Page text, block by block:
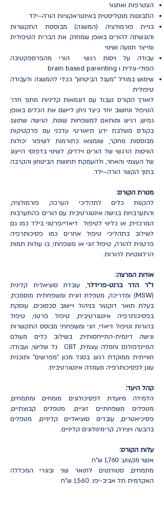
הצטרפות ואתגור
התבוננות מנטליסטית באינטראקציות הורה–ילד
בניית פורמולציה (המשגה) מבוססת התקשרות
והנגשתה להורים באופן שמחזק את הברית הטיפולית
ומייצר תנועה ושינוי
עבודה על ויסות רגשי הורי מהפרספקטיבה
הפולי-וגלית ו brain based parenting
שימוש במודל “מעגל הביטחון” ככלי להמשגה ולעבודה
טיפולית
לאורך הקורס נעבוד עם דוגמאות קליניות מתוך חדר
הטיפול ונחשוב יחד כיצד ניתן ליישם את הכלים באופן
גמיש, רגיש ומותאם למשפחות שונות. הגישה שתוצג
בקורס משלבת ידע תיאורטי עדכני עם פרקטיקות
מבוססות מחקר, שנמצאו כתורמות לשיפור יכולות
הוויסות הרגשי של הורים וילדים, לשינוי בדפוסי הייצוג
של העצמי והאחר, ולהעמקת תחושת הביטחון והקרבה
בתוך הקשר הורה–ילד.
מטרת הקורס:
להקנות כלים לתהליכי הערכה, פורמולציה,
והתערבויות בגישה אינטגרטיבית עם הורים כהתערבות
המרכזית, או כליווי לטיפול דיאדי/פרטני בילד כמו גם
לשילוב בתהליכי טיפול אחרים כמו פסיכותרפיה
פרטנית להורה, טיפול זוגי או משפחתי, בו עולות תמות
הרלוונטיות להורות.
אודות המרצה:
ד"ר הדר ברנט-פרידלר, עובדת סוציאלית קלינית
(MSW) ומדריכה, מטפלת זוגית ומשפחתית מוסמכת,
בעלת תואר דוקטור בניהול ויישוב סכסוכים. עוסקת
בפסיכותרפיה אינטגרטיבית, טיפול פרטני, טיפול
בהורות וטיפול דיאדי, זוגי ומשפחתי מבוסס התקשרות
וגישה דינמית-התייחסותית, בשילוב כלים מעולם
המיינדפולנס וחמלה עצמית, CBT גל שלישי, ועבודה
חווייתית ממוקדת רגש. בסגל מכון "מפרשים" ותוכנית
עוגן לפסיכותרפיה מעמדה אינטגרטיבית.
קהל היעד:
הלמידה מיועדת לפסיכולוגים מומחים ומתמחים,
מטפלים משפחתיים זוגיים, מטפלים קבוצתיים,
פסיכיאטרים, עובדים סוציאליים קליניים, מטפלים
בהבעה ויצירה, קרימינולוגים קליניים.
עלות הקורס:
אנשי מקצוע: 1,760 ש"ח
מתמחים, סטודנטים לתואר שני ובוגרי המכללה
האקדמית תל אביב-יפו: 1,560 ש"ח